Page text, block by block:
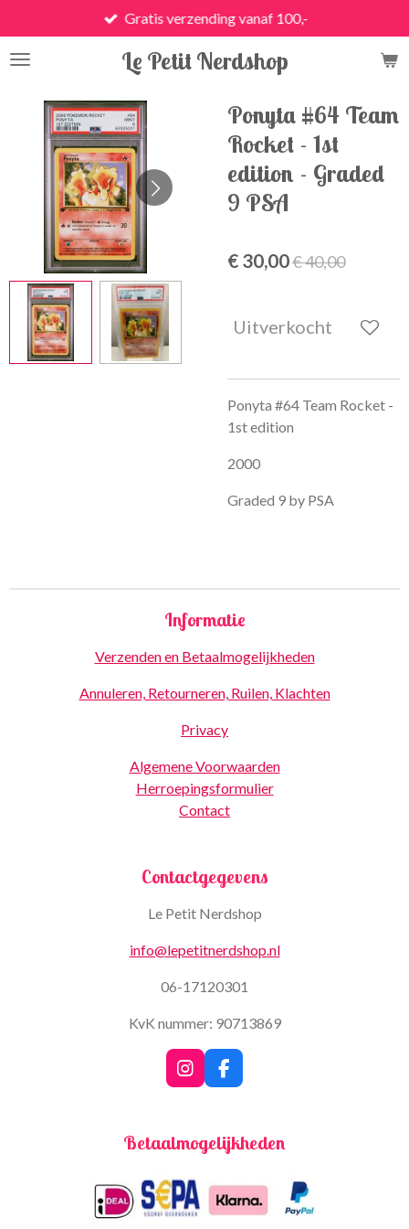
direct
naar
hoofdinhoud
Le Petit Nerdshop
Gratis verzending vanaf 100,-
Ponyta #64 Team
Rocket - 1st
edition - Graded
9 PSA
€ 30,00€ 40,00
Uitverkocht
Ponyta #64 Team Rocket -
1st edition
2000
Graded 9 by PSA
Informatie
Verzenden en Betaalmogelijkheden
Annuleren, Retourneren, Ruilen, Klachten
Privacy
Algemene Voorwaarden
Herroepingsformulier
Contact
Contactgegevens
Le Petit Nerdshop
info@lepetitnerdshop.nl
06-17120301
KvK nummer: 90713869
I
n
a
r
a
m
F
a
b
k
Betaalmogelijkheden